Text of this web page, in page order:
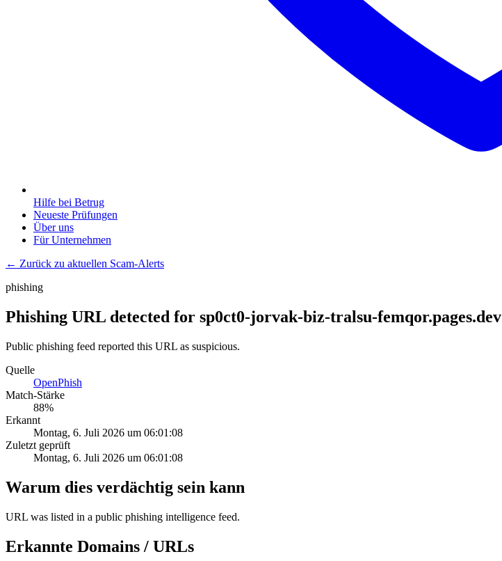
Hilfe bei Betrug
Neueste Prüfungen
Über uns
Für Unternehmen
← Zurück zu aktuellen Scam-Alerts
phishing
Phishing URL detected for sp0ct0-jorvak-biz-tralsu-femqor.pages.dev
Public phishing feed reported this URL as suspicious.
Quelle
OpenPhish
Match-Stärke
88%
Erkannt
Montag, 6. Juli 2026 um 06:01:08
Zuletzt geprüft
Montag, 6. Juli 2026 um 06:01:08
Warum dies verdächtig sein kann
URL was listed in a public phishing intelligence feed.
Erkannte Domains / URLs